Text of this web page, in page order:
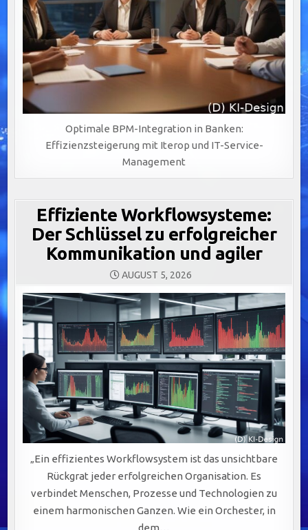
Optimale BPM-Integration in Banken:
Effizienzsteigerung mit Iterop und IT-Service-
Management
Effiziente Workflowsysteme:
Der Schlüssel zu erfolgreicher
Kommunikation und agiler
AUGUST 5, 2026
„Ein effizientes Workflowsystem ist das unsichtbare
Rückgrat jeder erfolgreichen Organisation. Es
verbindet Menschen, Prozesse und Technologien zu
einem harmonischen Ganzen. Wie ein Orchester, in